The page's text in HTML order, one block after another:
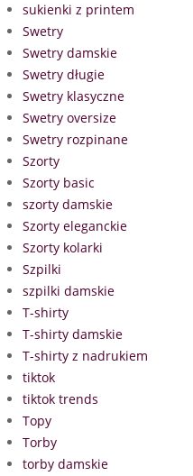
sukienki z printem
Swetry
Swetry damskie
Swetry długie
Swetry klasyczne
Swetry oversize
Swetry rozpinane
Szorty
Szorty basic
szorty damskie
Szorty eleganckie
Szorty kolarki
Szpilki
szpilki damskie
T-shirty
T-shirty damskie
T-shirty z nadrukiem
tiktok
tiktok trends
Topy
Torby
torby damskie